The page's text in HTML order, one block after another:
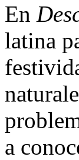
En
latina
a